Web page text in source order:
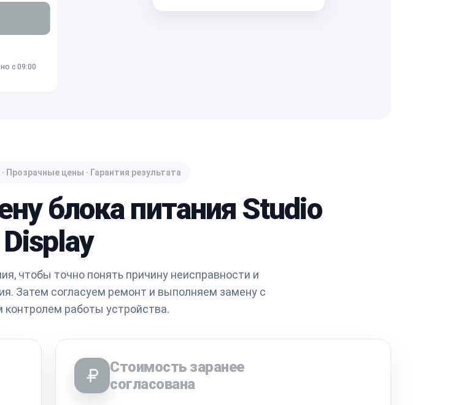
с 09:00
Прозрачные цены · Гарантия результата
блока питания Studio
Display
чтобы точно понять причину неисправности и
Затем согласуем ремонт и выполняем замену с
работы устройства.
Стоимость заранее
согласована